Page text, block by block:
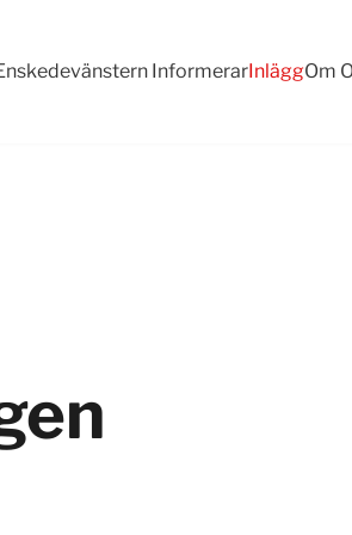
InformerarInläggOm